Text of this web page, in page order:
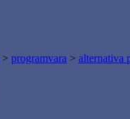
> programvara > alternativa